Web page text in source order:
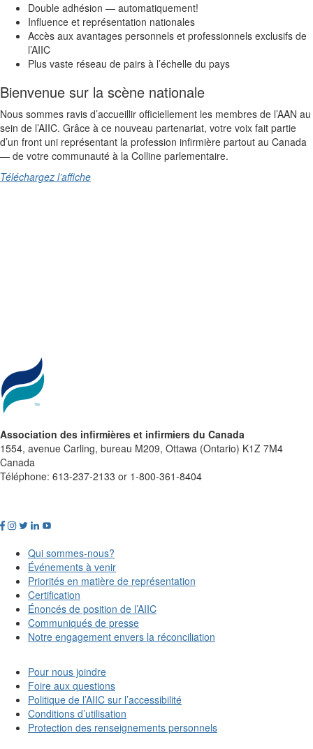
Double adhésion — automatiquement!
Influence et représentation nationales
Accès aux avantages personnels et professionnels exclusifs de
l’AIIC
Plus vaste réseau de pairs à l’échelle du pays
Bienvenue sur la scène nationale
Nous sommes ravis d’accueillir officiellement les membres de l’AAN au
sein de l’AIIC. Grâce à ce nouveau partenariat, votre voix fait partie
d’un front uni représentant la profession infirmière partout au Canada
— de votre communauté à la Colline parlementaire.
Téléchargez l’affiche
Association des infirmières et infirmiers du Canada
1554, avenue Carling, bureau M209, Ottawa (Ontario) K1Z 7M4
Canada
Téléphone: 613-237-2133 or 1-800-361-8404
Qui sommes-nous?
Événements à venir
Priorités en matière de représentation
Certification
Énoncés de position de l’AIIC
Communiqués de presse
Notre engagement envers la réconciliation
Pour nous joindre
Foire aux questions
Politique de l’AIIC sur l’accessibilité
Conditions d’utilisation
Protection des renseignements personnels